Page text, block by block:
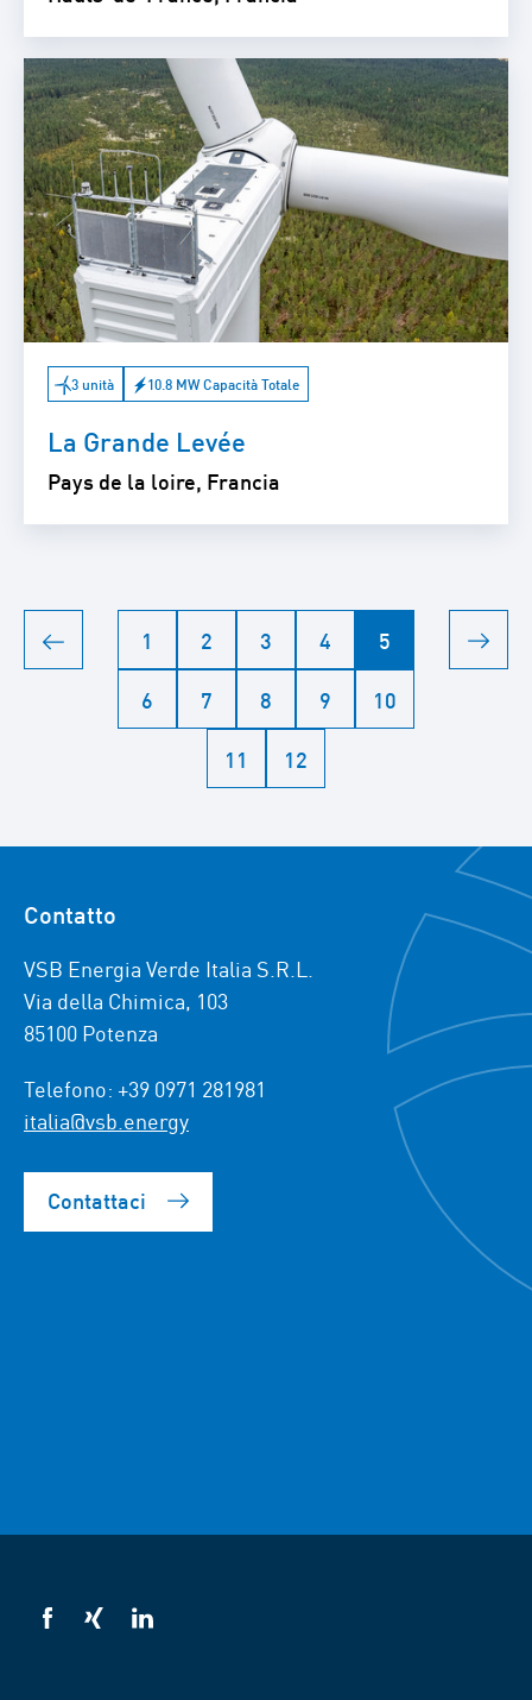
3 unità 10.8 MW Capacità Totale
La Grande Levée
Pays de la loire, Francia
1 2 3 4
5
6
7 8 9
10
11
12
Contatto
VSB Energia Verde Italia S.R.L.
Via della Chimica, 103
85100 Potenza
Telefono: +39 0971 281981
italia@vsb.energy
Contattaci
VSB
VSB
VSB